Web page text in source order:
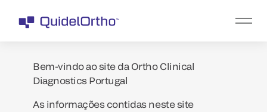
Bem-vindo ao site da Ortho Clinical
Diagnostics Portugal
As informações contidas neste site